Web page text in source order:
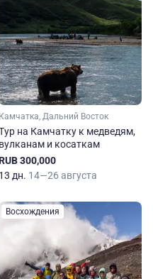
Камчатка, Дальний Восток
на Камчатку к медведям,
вулканам и косаткам
300,000
13 дн. 14—26 августа
Восхождения